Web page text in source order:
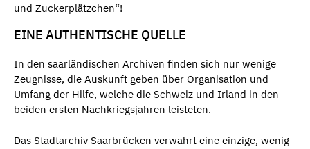
und Zuckerplätzchen“!
EINE AUTHENTISCHE QUELLE
In den saarländischen Archiven finden sich nur wenige
Zeugnisse, die Auskunft geben über Organisation und
Umfang der Hilfe, welche die Schweiz und Irland in den
beiden ersten Nachkriegsjahren leisteten.
Das Stadtarchiv Saarbrücken verwahrt eine einzige, wenig